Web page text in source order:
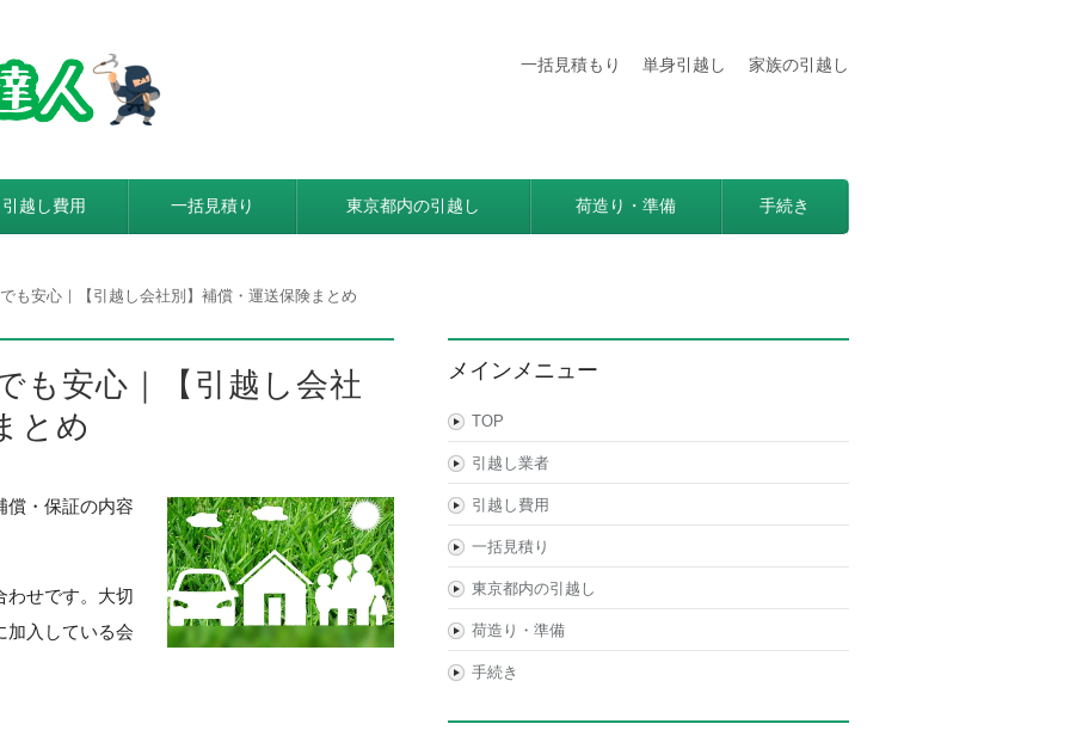
一括見積もり 単身引越し 家族の引越し
引越し費用 一括見積り 東京都内の引越し 荷造り・準備 手続き
も安心｜【引越し会社別】補償・運送保険まとめ
も安心｜【引越し会社
とめ
償・保証の内容
わせです。大切
加入している会
メインメニュー
TOP
引越し業者
引越し費用
一括見積り
東京都内の引越し
荷造り・準備
手続き